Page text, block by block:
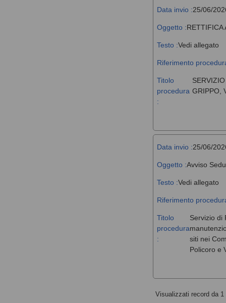
Data invio :25/06/
Oggetto :RETTIFICA
Testo :Vedi allegato
Riferimento
Titolo
procedura
:
GRIPPO,
Data invio :25/06/
Oggetto :Avviso
Testo :Vedi allegato
Riferimento
Titolo
procedura
:
Servizio di
siti nei
Policoro e
Visualizzati record da 1